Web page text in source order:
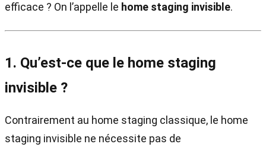
efficace ? On l’appelle le home staging invisible.
1. Qu’est-ce que le home staging
invisible ?
Contrairement au home staging classique, le home
staging invisible ne nécessite pas de